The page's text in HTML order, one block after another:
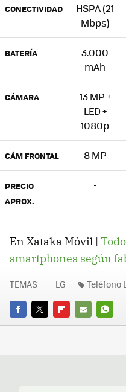
CONECTIVIDAD
HSPA (21
Mbps)
BATERÍA
3.000
mAh
CÁMARA
13 MP +
LED +
1080p
CÁM FRONTAL 8 MP
PRECIO
APROX.
-
En Xataka Móvil |
smartphones según
FACEBOOK
TWITTERFLIPBOARD
E-
TEMAS LG Teléfono